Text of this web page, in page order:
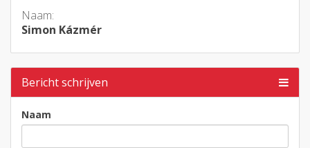
Naam:
Simon Kázmér
Bericht schrijven
Naam